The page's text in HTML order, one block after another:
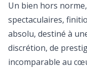
Un bien hors
spectaculaires,
absolu, destiné à
discrétion, de
incomparable au